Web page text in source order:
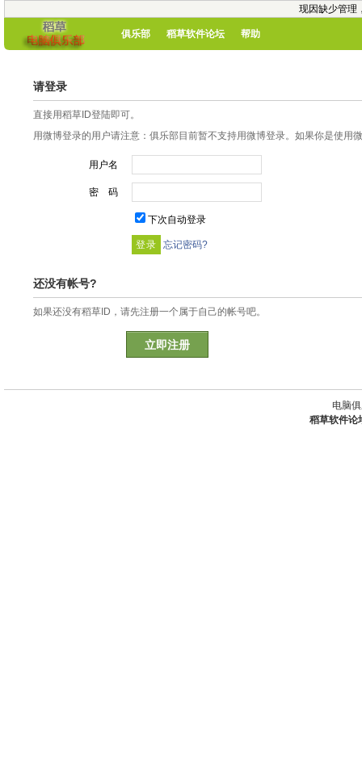
现因缺少管理
俱乐部 稻草软件论坛 帮助
请登录
直接用稻草ID登陆即可。
用微博登录的用户请注意：俱乐部目前暂不支持用微博登录。如果你是使用
用户名
密 码
下次自动登录
忘记密码?
还没有帐号?
如果还没有稻草ID，请先注册一个属于自己的帐号吧。
立即注册
电脑
稻草软件论